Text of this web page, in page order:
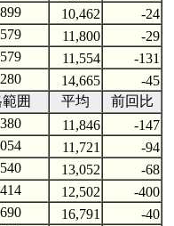
10,462
-24
11,800
-29
11,554
-131
14,665
-45
囲 平均
前回比
11,846
-147
11,721
-94
13,052
-68
12,502
-400
16,791
-40